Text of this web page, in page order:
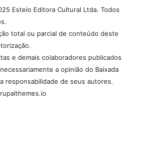
Esteio Editora Cultural Ltda. Todos
total ou parcial de conteúdo deste
e demais colaboradores publicados
a opinião do Baixada
responsabilidade de seus autores.